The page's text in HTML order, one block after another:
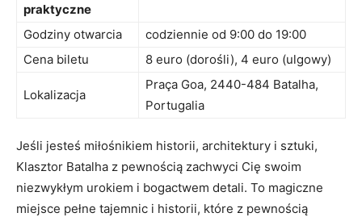
praktyczne
Godziny‍ otwarcia
codziennie od 9:00 do 19:00
Cena biletu
8 euro‍ (dorośli), 4 euro (ulgowy)
Lokalizacja
Praça Goa, 2440-484 Batalha,
Portugalia
Jeśli jesteś⁢ miłośnikiem historii, architektury i sztuki,
Klasztor Batalha‍ z pewnością zachwyci Cię swoim
niezwykłym urokiem i bogactwem detali. To magiczne
miejsce pełne tajemnic i​ historii, które z‍ pewnością